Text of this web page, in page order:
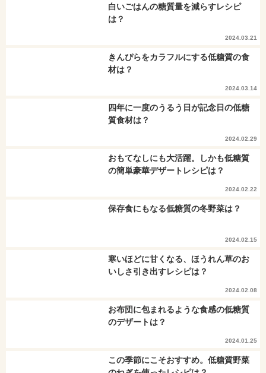
白いごはんの糖質量を減らすレシピ
は？
2024.03.21
きんぴらをカラフルにする低糖質の食
材は？
2024.03.14
四年に一度のうるう日が記念日の低糖
質食材は？
2024.02.29
おもてなしにも大活躍。しかも低糖質
の簡単豪華デザートレシピは？
2024.02.22
保存食にもなる低糖質の冬野菜は？
2024.02.15
寒いほどに甘くなる、ほうれん草のお
いしさ引き出すレシピは？
2024.02.08
お布団に包まれるような食感の低糖質
のデザートは？
2024.01.25
この季節にこそおすすめ。低糖質野菜